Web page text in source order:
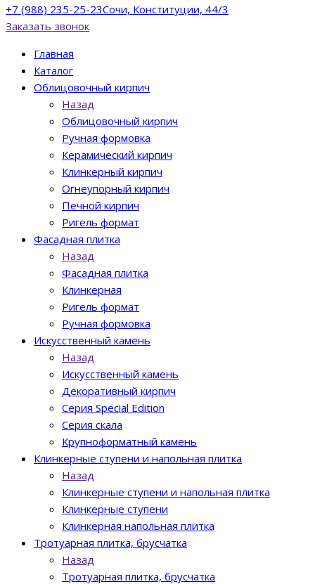
+7 (988) 235-25-23Сочи, Конституции, 44/3
Заказать звонок
Главная
Каталог
Облицовочный кирпич
Назад
Облицовочный кирпич
Ручная формовка
Керамический кирпич
Клинкерный кирпич
Огнеупорный кирпич
Печной кирпич
Ригель формат
Фасадная плитка
Назад
Фасадная плитка
Клинкерная
Ригель формат
Ручная формовка
Искусственный камень
Назад
Искусственный камень
Декоративный кирпич
Серия Special Edition
Серия скала
Крупноформатный камень
Клинкерные ступени и напольная плитка
Назад
Клинкерные ступени и напольная плитка
Клинкерные ступени
Клинкерная напольная плитка
Тротуарная плитка, брусчатка
Назад
Тротуарная плитка, брусчатка